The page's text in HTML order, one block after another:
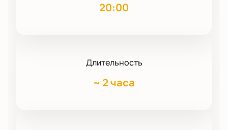
20:00
Длительность
~ 2 часа